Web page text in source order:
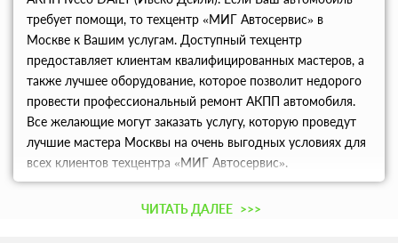
требует помощи, то техцентр «МИГ Автосервис» в
Москве к Вашим услугам. Доступный техцентр
предоставляет клиентам квалифицированных мастеров, а
также лучшее оборудование, которое позволит недорого
провести профессиональный ремонт АКПП автомобиля.
Все желающие могут заказать услугу, которую проведут
лучшие мастера Москвы на очень выгодных условиях для
всех клиентов техцентра «МИГ Автосервис».
ЧИТАТЬ ДАЛЕЕ >>>